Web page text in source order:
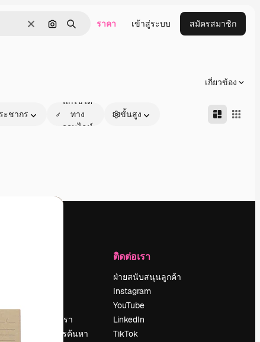
ชัดเจนค้นหาตามรูปภาพ
ค้นหา ราคา เข้าสู่ระบบ สมัครสมาชิก
เกี่ยวข้อง
ะชากร
แก้ไขได้
ทาง
ออนไลน์
ขั้นสูง
ร่วมงานกับเรา
แนวโน้มการค้นหา
ติดต่อเรา
ฝ่ายสนับสนุนลูกค้า
Instagram
YouTube
LinkedIn
TikTok